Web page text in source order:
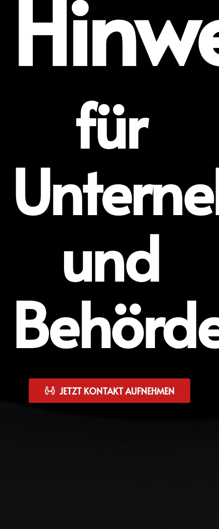
für
und
JETZT KONTAKT AUFNEHMEN